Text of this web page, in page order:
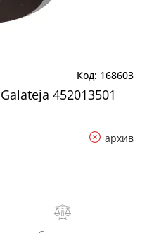
168603
452013501
архив